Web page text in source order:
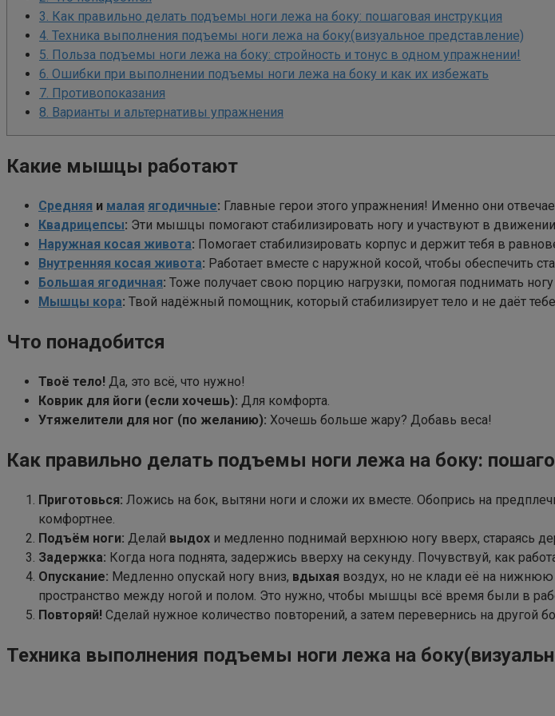
3. Как правильно делать подъемы ноги лежа на боку: пошаговая инструкция
4. Техника выполнения подъемы ноги лежа на боку(визуальное представление)
5. Польза подъемы ноги лежа на боку: стройность и тонус в одном упражнении!
6. Ошибки при выполнении подъемы ноги лежа на боку и как их избежать
7. Противопоказания
8. Варианты и альтернативы упражнения
Какие мышцы работают
Средняя и малая ягодичные: Главные герои этого упражнения! Именно они
Квадрицепсы: Эти мышцы помогают стабилизировать ногу и участвуют в
Наружная косая живота: Помогает стабилизировать корпус и держит тебя в
Внутренняя косая живота: Работает вместе с наружной косой, чтобы обеспечить
Большая ягодичная: Тоже получает свою порцию нагрузки, помогая поднимать
Мышцы кора: Твой надёжный помощник, который стабилизирует тело и не даёт
Что понадобится
Твоё тело! Да, это всё, что нужно!
Коврик для йоги (если хочешь): Для комфорта.
Утяжелители для ног (по желанию): Хочешь больше жару? Добавь веса!
Как правильно делать подъемы ноги лежа на боку:
Приготовься: Ложись на бок, вытяни ноги и сложи их вместе. Обопрись на
комфортнее.
Подъём ноги: Делай выдох и медленно поднимай верхнюю ногу вверх, стараясь
Задержка: Когда нога поднята, задержись вверху на секунду. Почувствуй, как
Опускание: Медленно опускай ногу вниз, вдыхая воздух, но не клади её на нижнюю
пространство между ногой и полом. Это нужно, чтобы мышцы всё время были в
Повторяй! Сделай нужное количество повторений, а затем перевернись на другой
Техника выполнения подъемы ноги лежа на